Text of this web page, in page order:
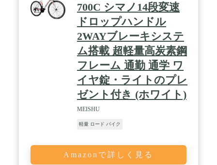
700C シマノ14段変速
ドロップハンドル
2WAYブレーキシステ
ム搭載 超軽量高炭素鋼
フレーム 通勤 通学 ワ
イヤ錠・ライトのプレ
ゼント付き (ホワイト)
MEISHU
軽量 ロード バイク
Amazonで詳しく見る